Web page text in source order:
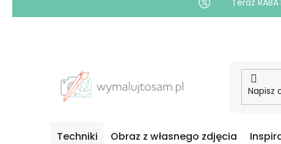
Teraz
Techniki Obraz z własnego zdjęcia